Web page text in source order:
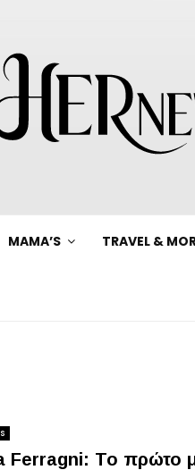
MAMA’S TRAVEL &
Ferragni: Το πρώτο